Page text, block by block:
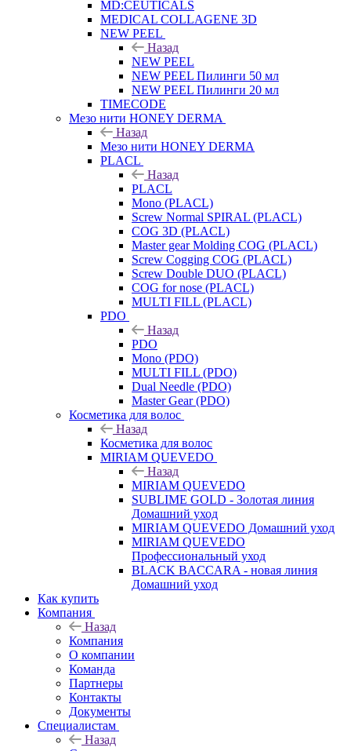
MD:CEUTICALS
MEDICAL COLLAGENE 3D
NEW PEEL
Назад
NEW PEEL
NEW PEEL Пилинги 50 мл
NEW PEEL Пилинги 20 мл
TIMECODE
Мезо нити HONEY DERMA
Назад
Мезо нити HONEY DERMA
PLACL
Назад
PLACL
Mono (PLACL)
Screw Normal SPIRAL (PLACL)
COG 3D (PLACL)
Master gear Molding COG (PLACL)
Screw Cogging COG (PLACL)
Screw Double DUO (PLACL)
COG for nose (PLACL)
MULTI FILL (PLACL)
PDO
Назад
PDO
Mono (PDO)
MULTI FILL (PDO)
Dual Needle (PDO)
Master Gear (PDO)
Косметика для волос
Назад
Косметика для волос
MIRIAM QUEVEDO
Назад
MIRIAM QUEVEDO
SUBLIME GOLD - Золотая линия
Домашний уход
MIRIAM QUEVEDO Домашний уход
MIRIAM QUEVEDO
Профессиональный уход
BLACK BACCARA - новая линия
Домашний уход
Как купить
Компания
Назад
Компания
О компании
Команда
Партнеры
Контакты
Документы
Специалистам
Назад